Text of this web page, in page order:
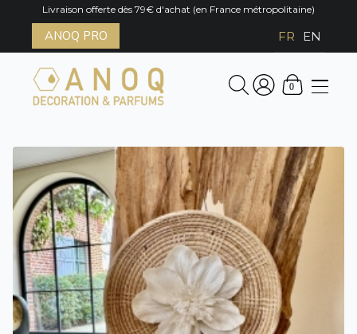
Livraison offerte dès 79€ d'achat (en France métropolitaine)
ANOQ PRO FR EN
0